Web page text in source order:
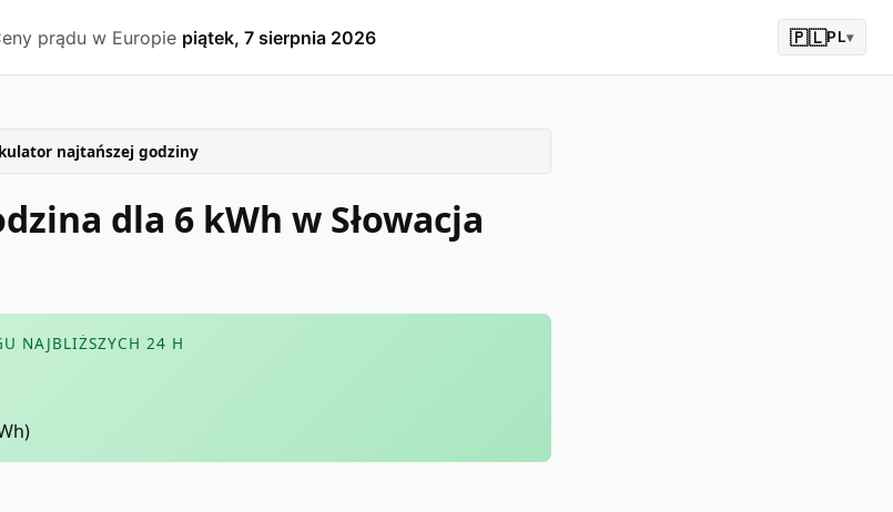
prądu w Europie piątek, 7 sierpnia 2026 🇵🇱PL▾
najtańszej godziny
dla 6 kWh w Słowacja
NAJBLIŻSZYCH 24 H